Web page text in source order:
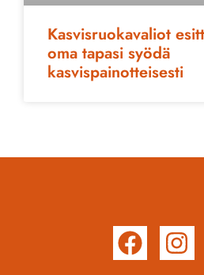
Kasvisruokavaliot
oma tapasi syödä
kasvispainotteisesti